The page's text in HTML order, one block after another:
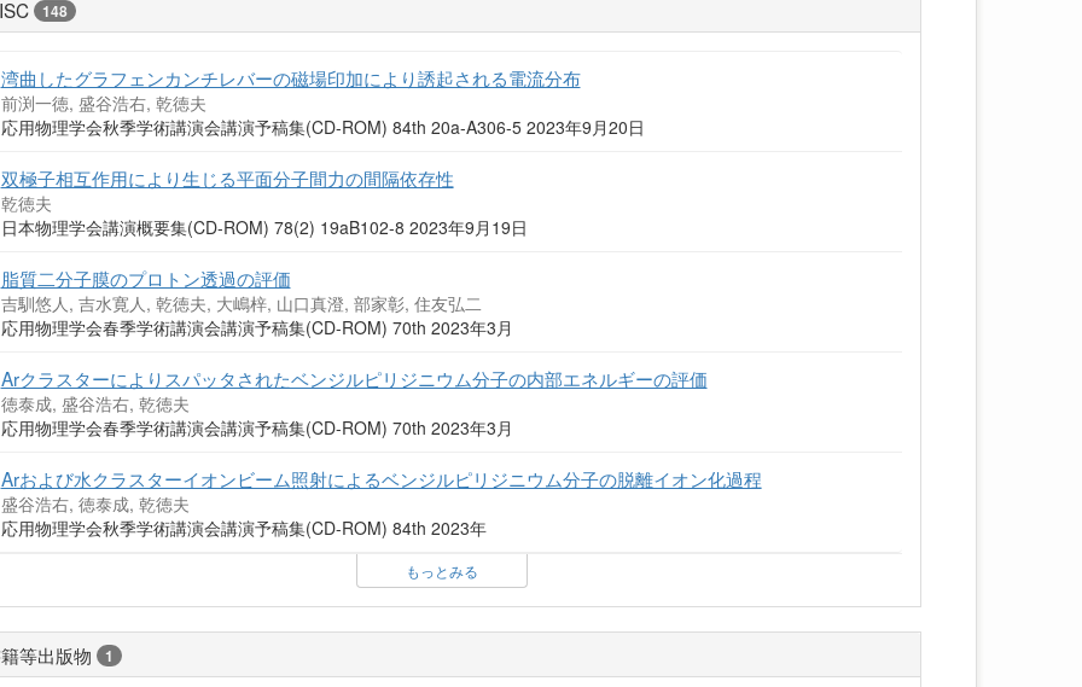
148
湾曲したグラフェンカンチレバーの磁場印加により誘起される電流分布
前渕一徳, 盛谷浩右, 乾徳夫
応用物理学会秋季学術講演会講演予稿集(CD-ROM) 84th 20a-A306-5 2023年9月20日
双極子相互作用により生じる平面分子間力の間隔依存性
乾徳夫
日本物理学会講演概要集(CD-ROM) 78(2) 19aB102-8 2023年9月19日
脂質二分子膜のプロトン透過の評価
吉馴悠人, 吉水寛人, 乾徳夫, 大嶋梓, 山口真澄, 部家彰, 住友弘二
応用物理学会春季学術講演会講演予稿集(CD-ROM) 70th 2023年3月
Arクラスターによりスパッタされたベンジルピリジニウム分子の内部エネルギーの評価
徳泰成, 盛谷浩右, 乾徳夫
応用物理学会春季学術講演会講演予稿集(CD-ROM) 70th 2023年3月
Arおよび水クラスターイオンビーム照射によるベンジルピリジニウム分子の脱離イオン化過程
盛谷浩右, 徳泰成, 乾徳夫
応用物理学会秋季学術講演会講演予稿集(CD-ROM) 84th 2023年
もっとみる
等出版物 1